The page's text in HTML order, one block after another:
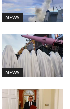
NEWS
NEWS